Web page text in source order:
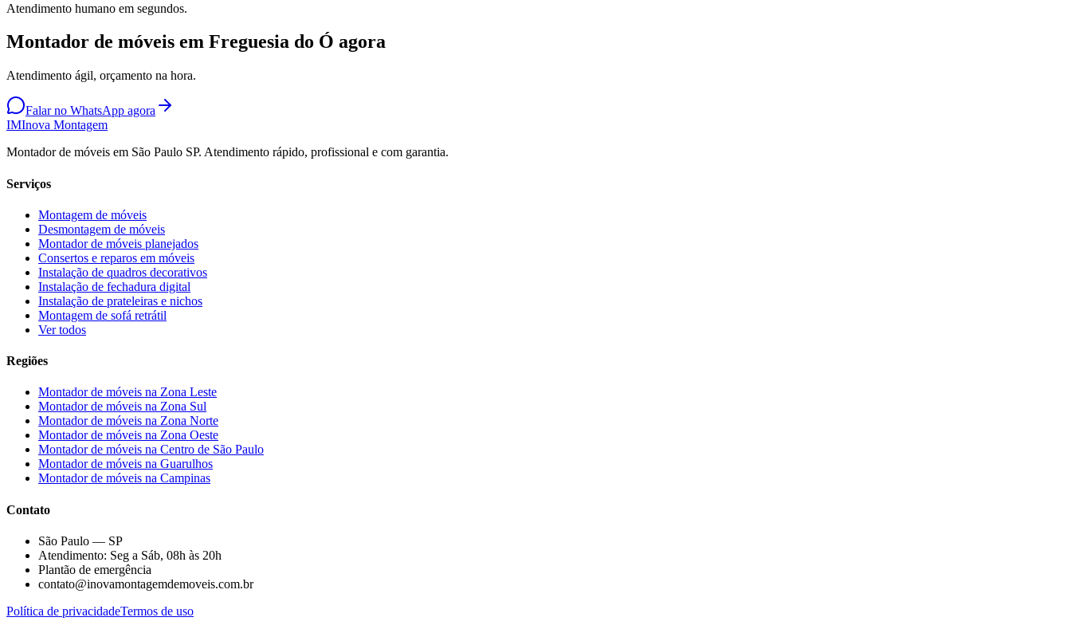
Atendimento humano em segundos.
Montador de móveis em Freguesia do Ó agora
Atendimento ágil, orçamento na hora.
Falar no WhatsApp agora
IMInova Montagem
Montador de móveis em São Paulo SP. Atendimento rápido, profissional e com garantia.
Serviços
Montagem de móveis
Desmontagem de móveis
Montador de móveis planejados
Consertos e reparos em móveis
Instalação de quadros decorativos
Instalação de fechadura digital
Instalação de prateleiras e nichos
Montagem de sofá retrátil
Ver todos
Regiões
Montador de móveis na Zona Leste
Montador de móveis na Zona Sul
Montador de móveis na Zona Norte
Montador de móveis na Zona Oeste
Montador de móveis na Centro de São Paulo
Montador de móveis na Guarulhos
Montador de móveis na Campinas
Contato
São Paulo — SP
Atendimento: Seg a Sáb, 08h às 20h
Plantão de emergência
contato@inovamontagemdemoveis.com.br
Política de privacidadeTermos de uso